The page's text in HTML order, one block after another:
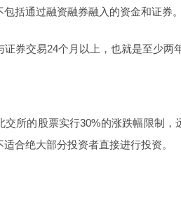
括通过融资融券融入的资金和证券。
券交易24个月以上，也就是至少两
交所的股票实行30%的涨跌幅限制，
合绝大部分投资者直接进行投资。